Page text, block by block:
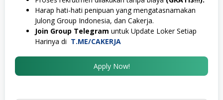
Harap hati-hati penipuan yang mengatasnamakan
Julong Group Indonesia, dan Cakerja.
Join Group Telegram untuk Update Loker Setiap
Harinya di T.ME/CAKERJA
Apply Now!